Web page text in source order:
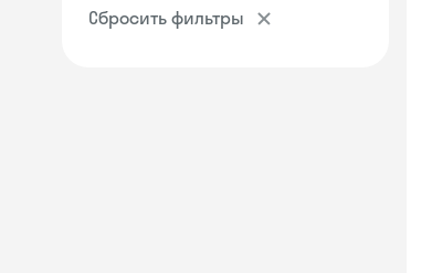
Сбросить фильтры